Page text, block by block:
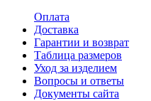
Оплата
Доставка
Гарантии и возврат
Таблица размеров
Уход за изделием
Вопросы и ответы
Документы сайта